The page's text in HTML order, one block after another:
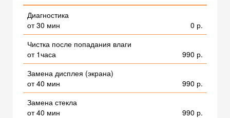
Диагностика
от 30 мин
0 р.
Чистка после попадания влаги
от 1часа
990 р.
Замена дисплея (экрана)
от 40 мин
990 р.
Замена стекла
от 40 мин
990 р.